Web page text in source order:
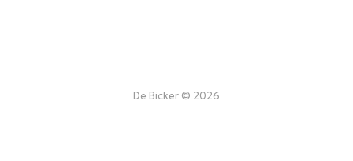
De Bicker © 2026